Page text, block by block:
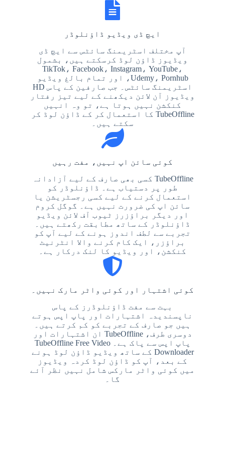
ایچ ڈی ویڈیو ڈاؤنلوڈر
آپ مختلف اسٹریمنگ سائٹس سے ایچ ڈی
ویڈیوز ڈاؤن لوڈ کرسکتے ہیں، بشمول
TikTok، Facebook، Instagram، YouTube،
Udemy، Pornhub، اور تمام بالغ ویڈیو
اسٹریمنگ سائٹس۔ جب صارفین کے پاس HD
ویڈیوز آن لائن دیکھنے کے لیے تیز رفتار
کنکشن نہیں ہوتا ہے، تو وہ انہیں
TubeOffline کا استعمال کر کے ڈاؤن لوڈ کر
سکتے ہیں۔
کوئی سائن اپ نہیں، مفت رہیں
TubeOffline کسی بھی صارف کے لیے آزادانہ
طور پر دستیاب ہے۔ ڈاؤنلوڈر کو
استعمال کرنے کے لیے کسی رجسٹریشن یا
سائن اپ کی ضرورت نہیں ہے۔ گوگل کروم
اور دیگر براؤزرز ٹیوب آف لائن ویڈیو
ڈاؤنلوڈر کے ساتھ مطابقت رکھتے ہیں۔
تجربے سے لطف اندوز ہونے کے لیے آپ کو
براؤزر، ایک کام کرنے والا انٹرنیٹ
کنکشن، اور ویڈیو کا لنک درکار ہے۔
کوئی اشتہار اور کوئی واٹر مارک نہیں۔
بہت سے مفت ڈاؤنلوڈرز کے پاس
ناپسندیدہ اشتہارات اور پاپ اپس ہوتے
ہیں جو صارف کے تجربے کو کم کرتے ہیں۔
دوسری طرف، TubeOffline ان اشتہارات اور
پاپ اپس سے پاک ہے۔ TubeOffline Free Video
Downloader کے ساتھ ویڈیو ڈاؤن لوڈ ہونے
کے بعد، آپ کو ڈاؤن لوڈ کردہ ویڈیوز
میں کوئی واٹر مارکس شامل نہیں نظر آئے
گا۔